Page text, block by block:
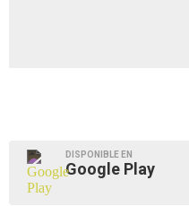
DISPONIBLE EN
Google Play